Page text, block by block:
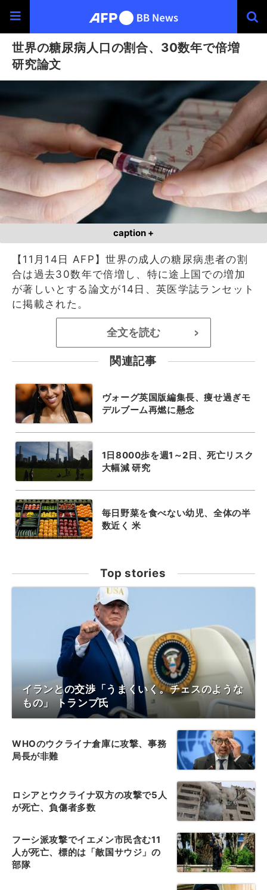
世界の糖尿病人口の割合、30数年で倍増
研究論文
caption +
【11月14日 AFP】世界の成人の糖尿病患者の割
合は過去30数年で倍増し、特に途上国での増加
が著しいとする論文が14日、英医学誌ランセット
に掲載された。
全文を読む >
関連記事
ヴォーグ英国版編集長、痩せ過ぎモ
デルブーム再燃に懸念
1日8000歩を週1～2日、死亡リスク
大幅減 研究
毎日野菜を食べない幼児、全体の半
数近く 米
Top stories
イランとの交渉「うまくいく。チェスのような
もの」 トランプ氏
WHOのウクライナ倉庫に攻撃、事務
局長が非難
ロシアとウクライナ双方の攻撃で5人
が死亡、負傷者多数
フーシ派攻撃でイエメン市民含む11
人が死亡、標的は「敵国サウジ」の
部隊